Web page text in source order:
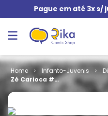
Pague em até 3x s/
Infanto-Juvenis
Zé Carioca #
2262